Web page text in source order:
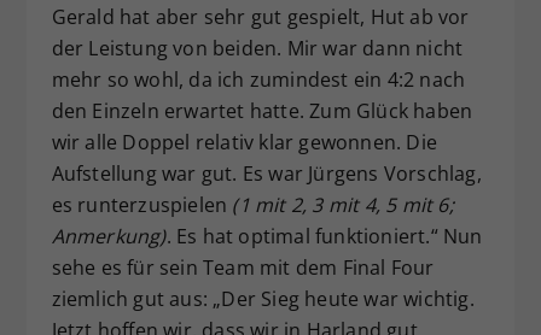
Gerald hat aber sehr gut gespielt, Hut ab vor
der Leistung von beiden. Mir war dann nicht
mehr so wohl, da ich zumindest ein 4:2 nach
den Einzeln erwartet hatte. Zum Glück haben
wir alle Doppel relativ klar gewonnen. Die
Aufstellung war gut. Es war Jürgens Vorschlag,
es runterzuspielen (1 mit 2, 3 mit 4, 5 mit 6;
Anmerkung). Es hat optimal funktioniert.“ Nun
sehe es für sein Team mit dem Final Four
ziemlich gut aus: „Der Sieg heute war wichtig.